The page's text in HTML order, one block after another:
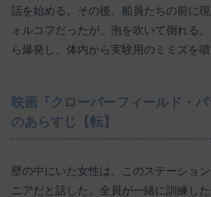
話を始める。その後、船員たちの前に
ォルコフだったが、泡を吹いて倒れる
ら爆発し、体内から実験用のミミズを噴
映画『クローバーフィールド・パ
のあらすじ【転】
壁の中にいた女性は、このステーショ
ニアだと話した。全員が一緒に訓練し